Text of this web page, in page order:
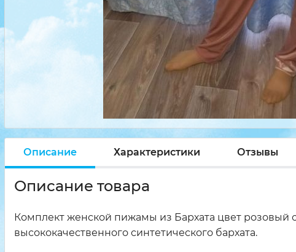
Описание Характеристики Отзывы
Описание товара
Комплект женской пижамы из Бархата цвет розовый
высококачественного синтетического бархата.